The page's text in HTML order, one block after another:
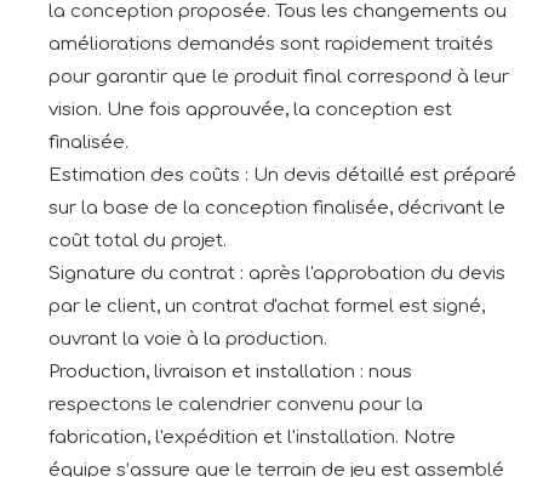
la conception proposée. Tous les changements ou
améliorations demandés sont rapidement traités
pour garantir que le produit final correspond à leur
vision. Une fois approuvée, la conception est
finalisée.
Estimation des coûts : Un devis détaillé est préparé
sur la base de la conception finalisée, décrivant le
coût total du projet.
Signature du contrat : après l'approbation du devis
par le client, un contrat d'achat formel est signé,
ouvrant la voie à la production.
Production, livraison et installation : nous
respectons le calendrier convenu pour la
fabrication, l'expédition et l'installation. Notre
équipe s’assure que le terrain de jeu est assemblé